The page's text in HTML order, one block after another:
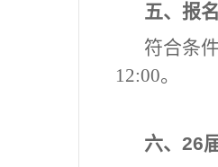
五、报
符合条
12:00。
六、26